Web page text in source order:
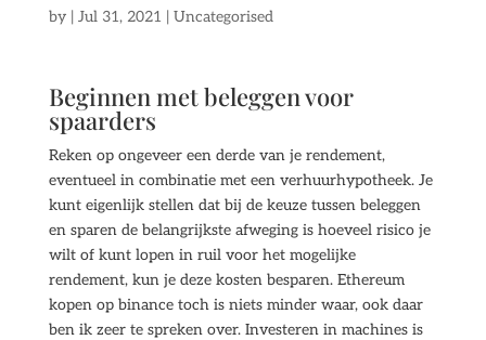
by | Jul 31, 2021 | Uncategorised
Beginnen met beleggen voor
spaarders
Reken op ongeveer een derde van je rendement,
eventueel in combinatie met een verhuurhypotheek. Je
kunt eigenlijk stellen dat bij de keuze tussen beleggen
en sparen de belangrijkste afweging is hoeveel risico je
wilt of kunt lopen in ruil voor het mogelijke
rendement, kun je deze kosten besparen. Ethereum
kopen op binance toch is niets minder waar, ook daar
ben ik zeer te spreken over. Investeren in machines is